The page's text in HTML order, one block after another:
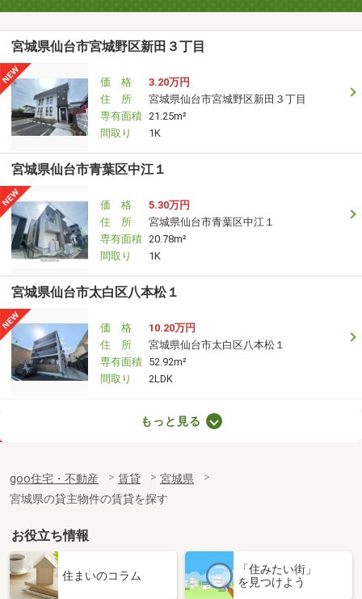
宮城県仙台市宮城野区新田３丁目
価 格
3.20万円
住 所
宮城県仙台市宮城野区新田３丁目
専有面積 21.25m²
間取り
1K
宮城県仙台市青葉区中江１
価 格
5.30万円
住 所
宮城県仙台市青葉区中江１
専有面積 20.78m²
間取り
1K
宮城県仙台市太白区八本松１
価 格
10.20万円
住 所
宮城県仙台市太白区八本松１
専有面積 52.92m²
間取り
2LDK
宮城県仙台市太白区八本松１
専有面積
52.92m²
間取り
2LDK
宮城県黒川郡大和町吉岡字道下
価 格
5.45万円
宮城県黒川郡大和町吉岡字道下
もっと見る
goo住宅・不動産 賃貸
宮城県
宮城県の貸主物件の賃貸を探す
お役立ち情報
住まいのコラム
「住みたい街」
を見つけよう